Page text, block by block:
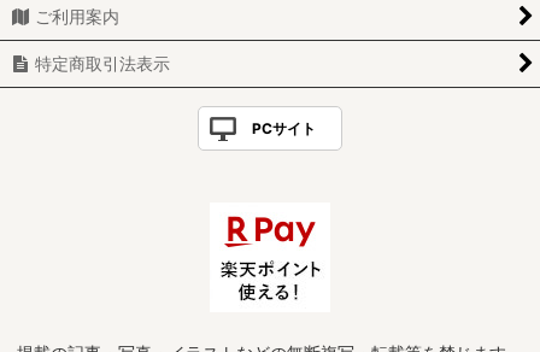
ご利用案内
特定商取引法表示
PCサイト